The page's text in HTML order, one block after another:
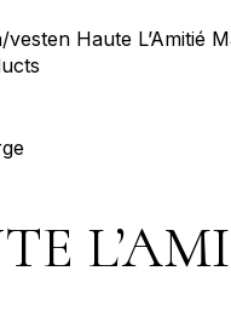
vesten Haute L’Amitié